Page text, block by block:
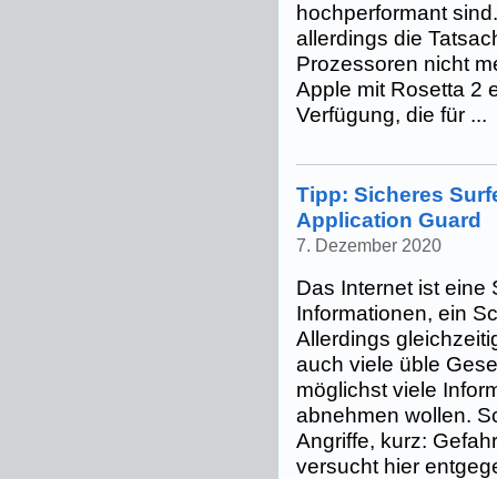
hochperformant
allerdings die
Prozessoren nicht
Apple mit Rosetta 2
Verfügung, die für ...
Tipp: Sicheres
Application Guard
7. Dezember 2020
Das Internet ist eine
Informationen, ein
Allerdings
auch viele üble
möglichst viele
abnehmen wollen.
Angriffe, kurz:
versucht hier